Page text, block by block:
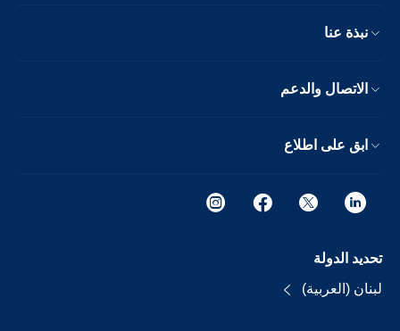
نبذة عنا
الاتصال والدعم
ابق على اطلاع
تحديد الدولة
لبنان (العربية)